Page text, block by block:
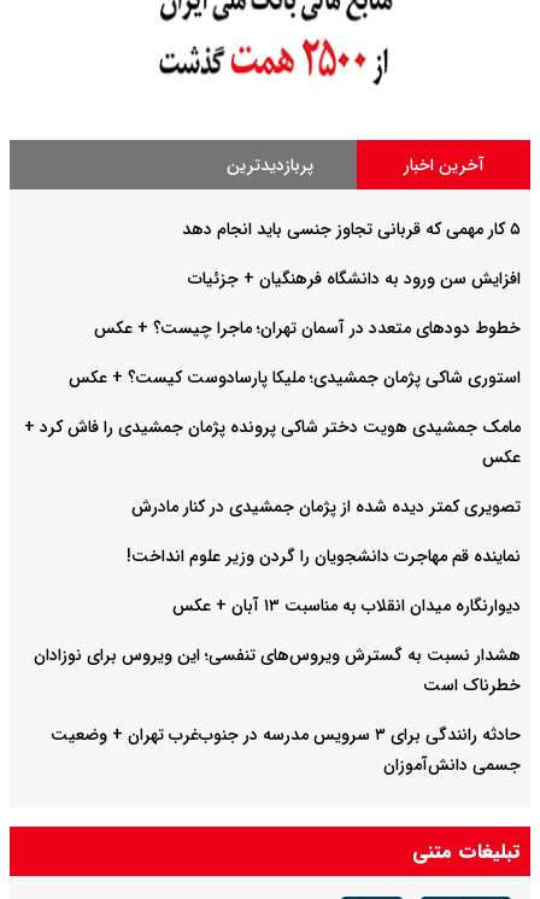
آخرین اخبار پربازدیدترین
۵ کار مهمی که قربانی تجاوز جنسی باید انجام دهد
افزایش سن ورود به دانشگاه فرهنگیان + جزئیات
خطوط دودهای متعدد در آسمان تهران؛ ماجرا چیست؟ + عکس
استوری شاکی پژمان جمشیدی؛ ملیکا پارسادوست کیست؟ + عکس
مامک جمشیدی هویت دختر شاکی پرونده پژمان جمشیدی را فاش کرد +
عکس
تصویری کمتر دیده شده از پژمان جمشیدی در کنار مادرش
نماینده قم مهاجرت دانشجویان را گردن وزیر علوم انداخت!
دیوارنگاره میدان انقلاب به مناسبت ۱۳ آبان + عکس
هشدار نسبت به گسترش ویروس‌های تنفسی؛ این ویروس برای نوزادان
خطرناک است
حادثه رانندگی برای ۳ سرویس مدرسه در جنوب‌غرب تهران + وضعیت
جسمی دانش‌آموزان
تبلیغات متنی